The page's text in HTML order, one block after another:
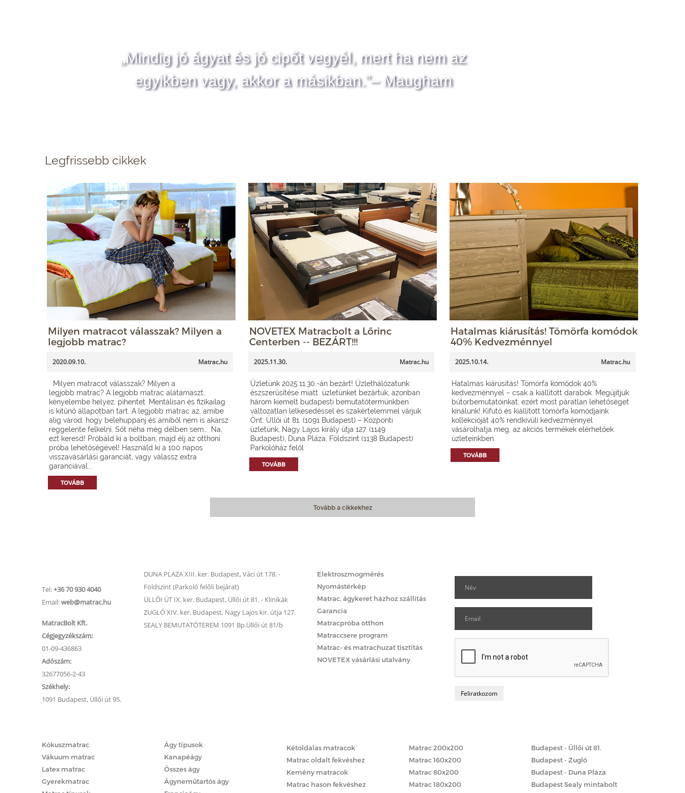
„Mindig jó ágyat és jó cipőt vegyél, mert ha nem az
egyikben vagy, akkor a másikban.”– Maugham
Legfrissebb cikkek
Milyen matracot válasszak? Milyen a
legjobb matrac?
2020.09.10. Matrac.hu
Milyen matracot válasszak? Milyen a
legjobb matrac? A legjobb matrac alátámaszt,
kényelembe helyez, pihentet. Mentálisan és fizikailag
is kitűnő állapotban tart. A legjobb matrac az, amibe
alig várod, hogy belehuppanj és amiből nem is akarsz
reggelente felkelni. Sőt néha még délben sem… Na,
ezt keresd! Próbáld ki a boltban, majd élj az otthoni
próba lehetőségével! Használd ki a 100 napos
visszavásárlási garanciát, vagy válassz extra
garanciával...
TOVÁBB
NOVETEX Matracbolt a Lőrinc
Centerben -- BEZÁRT!!!
2025.11.30. Matrac.hu
Üzletünk 2025.11.30.-án bezárt! Üzlethálózatunk
észszerűsítése miatt üzletünket bezártuk, azonban
három kiemelt budapesti bemutatótermünkben
változatlan lelkesedéssel és szakértelemmel várjuk
Önt: Üllői út 81. (1091 Budapest) – Központi
üzletünk, Nagy Lajos király útja 127. (1149
Budapest), Duna Pláza, Földszint (1138 Budapest)
Parkolóház felől
TOVÁBB
Hatalmas kiárusítás! Tömörfa komódok
40% Kedvezménnyel
2025.10.14. Matrac.hu
Hatalmas kiárusítás! Tömörfa komódok 40%
kedvezménnyel – csak a kiállított darabok. Megújítjuk
bútorbemutatóinkat, ezért most páratlan lehetőséget
kínálunk! Kifutó és kiállított tömörfa komódjaink
kollekcióját 40% rendkívüli kedvezménnyel
vásárolhatja meg, az akciós termékek elérhetőek
üzleteinkben.
TOVÁBB
Tovább a cikkekhez
Tel:+36 70 930 4040
Email:web@matrac.hu
MatracBolt Kft.
Cégjegyzékszám:
01-09-436863
Adószám:
32677056-2-43
Székhely:
1091 Budapest, Üllői út 95.
DUNA PLAZA XIII. ker. Budapest, Váci út 178. -
Földszint (Parkoló felőli bejárat)
ÜLLŐI ÚT IX. ker. Budapest, Üllői út 81. - Klinikák
ZUGLÓ XIV. ker. Budapest, Nagy Lajos kir. útja 127.
SEALY BEMUTATÓTEREM 1091 Bp.Üllői út 81/b
Elektroszmogmérés
Nyomástérkép
Matrac, ágykeret házhoz szállítás
Garancia
Matracpróba otthon
Matraccsere program
Matrac- és matrachuzat tisztítás
NOVETEX vásárlási utalvány
Kókuszmatrac
Vákuum matrac
Latex matrac
Gyerekmatrac
Ágy típusok
Kanapéágy
Összes ágy
Ágyneműtartós ágy
Kétoldalas matracok
Matrac oldalt fekvéshez
Kemény matracok
Matrac hason fekvéshez
Matrac 200x200
Matrac 160x200
Matrac 80x200
Matrac 180x200
Budapest - Üllői út 81.
Budapest - Zugló
Budapest - Duna Pláza
Budapest Sealy mintabolt